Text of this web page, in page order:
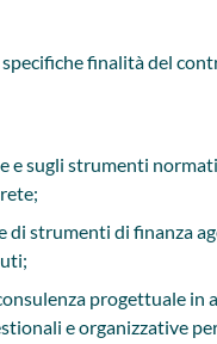
finalità del
e sugli strumenti
di strumenti di finanza
progettuale
e organizzative